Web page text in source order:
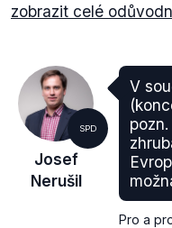
zobrazit celé
SPD
Josef
Nerušil
V
Pro a